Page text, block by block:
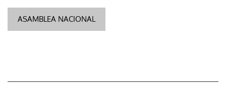
ASAMBLEA NACIONAL